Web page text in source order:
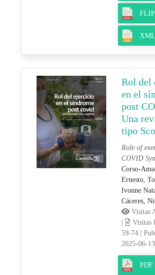
FLIP
XML
Rol del
en el
post
Una
tipo
Role of
COVID
Corso-
Ernesto,
Ivonne
Cáceres,
Visitas
|
Visitas
59-74 |
2025-06-13
PDF